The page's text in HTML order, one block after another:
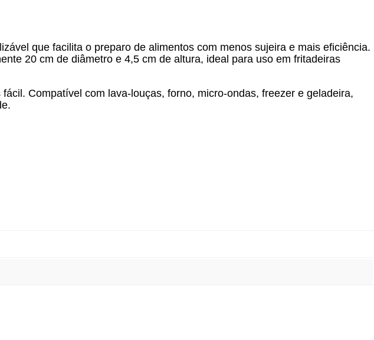
que facilita o preparo de alimentos com menos sujeira e mais eficiência.
20 cm de diâmetro e 4,5 cm de altura, ideal para uso em fritadeiras
Compatível com lava-louças, forno, micro-ondas, freezer e geladeira,